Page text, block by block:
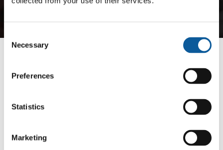
Selection
Necessary
Preferences
Statistics
Marketing